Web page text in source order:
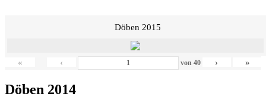
Döben 2015
« ‹ von 40 › »
Döben 2014